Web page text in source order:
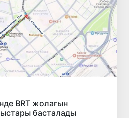
BRT жолағын
басталады